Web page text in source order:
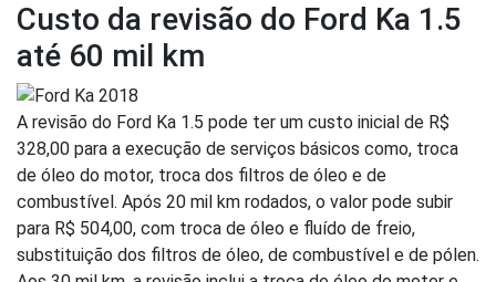
Custo da revisão do Ford Ka 1.5
até 60 mil km
A revisão do Ford Ka 1.5 pode ter um custo inicial de R$
328,00 para a execução de serviços básicos como, troca
de óleo do motor, troca dos filtros de óleo e de
combustível. Após 20 mil km rodados, o valor pode subir
para R$ 504,00, com troca de óleo e fluído de freio,
substituição dos filtros de óleo, de combustível e de pólen.